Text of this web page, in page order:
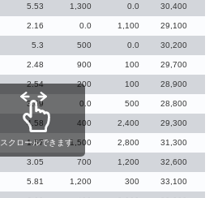
5.53 1,300 0.0 30,400
2.16 0.0 1,100 29,100
5.3 500 0.0 30,200
2.48 900 100 29,700
2.54 200 100 28,900
3.69 0.0 500 28,800
4.58 400 2,400 29,300
1.57 1,500 2,800 31,300
3.05 700 1,200 32,600
5.81 1,200 300 33,100
スクロールできます